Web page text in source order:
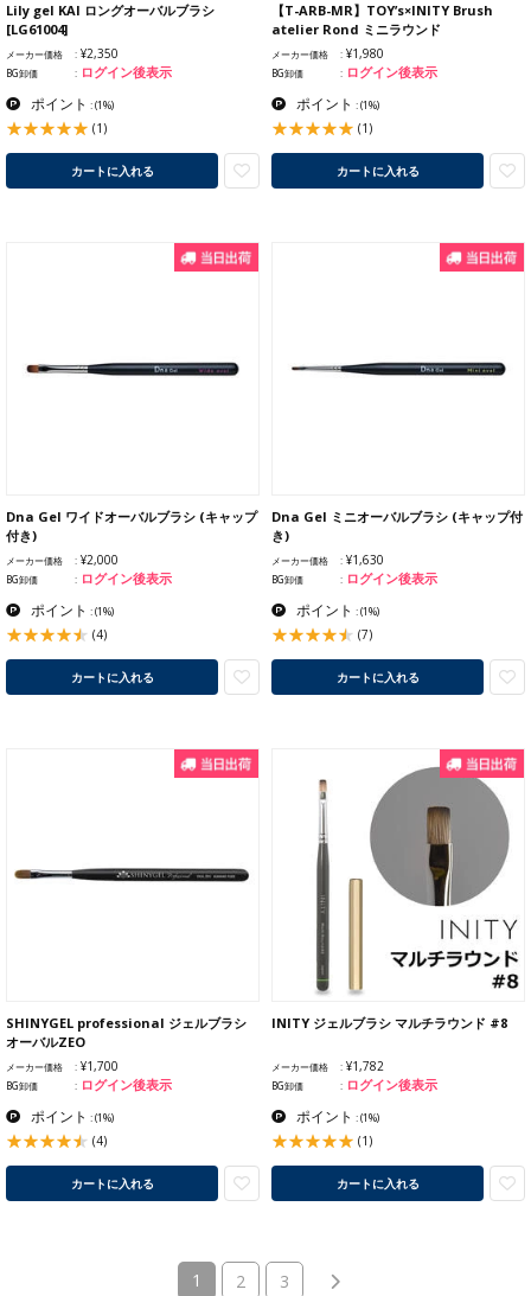
Lily gel KAI ロングオーバルブラシ
[LG61004]
メーカー価格 ¥2,350
BG卸価 ログイン後表示
ポイント :(1%)
(1)
カートに入れる
【T-ARB-MR】TOY’s×INITY Brush
atelier Rond ミニラウンド
メーカー価格 ¥1,980
BG卸価 ログイン後表示
ポイント :(1%)
(1)
カートに入れる
Dna Gel ワイドオーバルブラシ (キャップ
付き)
メーカー価格 ¥2,000
BG卸価 ログイン後表示
ポイント :(1%)
(4)
カートに入れる
Dna Gel ミニオーバルブラシ (キャップ付
き)
メーカー価格 ¥1,630
BG卸価 ログイン後表示
ポイント :(1%)
(7)
カートに入れる
SHINYGEL professional ジェルブラシ
オーバルZEO
メーカー価格 ¥1,700
BG卸価 ログイン後表示
ポイント :(1%)
(4)
カートに入れる
INITY ジェルブラシ マルチラウンド #8
メーカー価格 ¥1,782
BG卸価 ログイン後表示
ポイント :(1%)
(1)
カートに入れる
1 (current)
2 3